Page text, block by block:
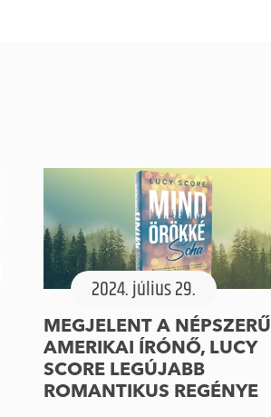
2024. július 29.
MEGJELENT A NÉPSZERŰ
AMERIKAI ÍRÓNŐ, LUCY
SCORE LEGÚJABB
ROMANTIKUS REGÉNYE